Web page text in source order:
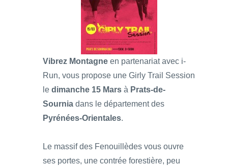
Vibrez Montagne en partenariat avec i-
Run, vous propose une Girly Trail Session
le dimanche 15 Mars à Prats-de-
Sournia dans le département des
Pyrénées-Orientales.
Le massif des Fenouillèdes vous ouvre
ses portes, une contrée forestière, peu